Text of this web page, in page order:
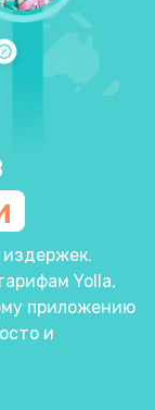
Yolla,
приложению
и